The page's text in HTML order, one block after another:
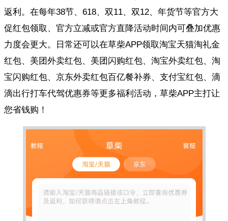
返利。在每年38节、618、双11、双12、年货节等官方大
促红包领取、官方立减或官方直降活动时间内可叠加优惠
力度会更大。日常还可以在草柴APP领取淘宝天猫淘礼金
红包、美团外卖红包、美团闪购红包、淘宝外卖红包、淘
宝闪购红包、京东外卖红包百亿餐补券、支付宝红包、滴
滴出行打车代驾优惠券等更多福利活动，草柴APP主打让
您省钱购！